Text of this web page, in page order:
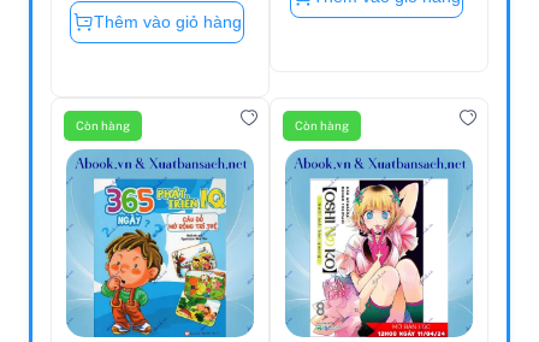
Thêm vào giỏ hàng
Còn hàng Còn hàng